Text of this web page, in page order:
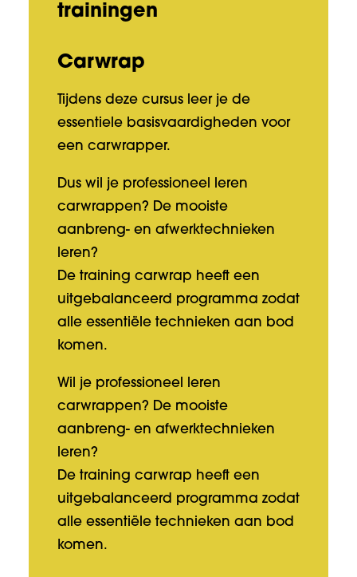
trainingen
Carwrap
Tijdens deze cursus leer je de
essentiele basisvaardigheden voor
een carwrapper.
Dus wil je professioneel leren
carwrappen? De mooiste
aanbreng- en afwerktechnieken
leren?
De training carwrap heeft een
uitgebalanceerd programma zodat
alle essentiële technieken aan bod
komen.
Wil je professioneel leren
carwrappen? De mooiste
aanbreng- en afwerktechnieken
leren?
De training carwrap heeft een
uitgebalanceerd programma zodat
alle essentiële technieken aan bod
komen.